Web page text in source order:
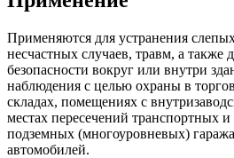
Применяются для устранения
несчастных случаев, травм, а также
безопасности вокруг или внутри
наблюдения с целью охраны в
складах, помещениях с
местах пересечений транспортных
подземных (многоуровневых)
автомобилей.